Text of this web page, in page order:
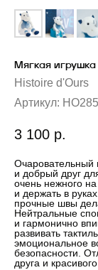
Мягкая
Histoire d'Ours
Артикул:
3 100 р.
и добрый друг
очень нежного
и держать в
прочные швы
Нейтральные
и гармонично
развивать
эмоциональное
безопасности.
друга и